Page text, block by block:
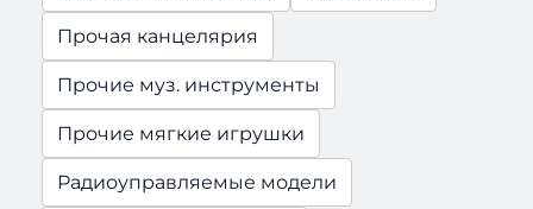
Прочая канцелярия
Прочие муз. инструменты
Прочие мягкие игрушки
Радиоуправляемые модели